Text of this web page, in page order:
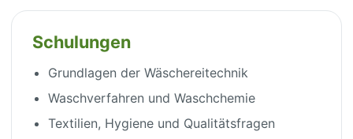
Schulungen
Grundlagen der Wäschereitechnik
Waschverfahren und Waschchemie
Textilien, Hygiene und Qualitätsfragen